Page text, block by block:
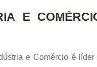
E
e Comércio é